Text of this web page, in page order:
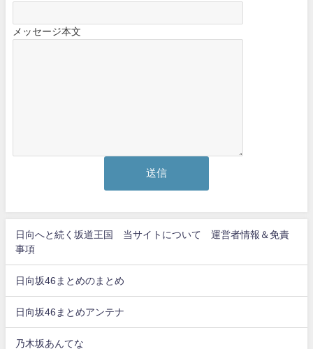
メッセージ本文
日向へと続く坂道王国 当サイトについて 運営者情報＆免責
事項
日向坂46まとめのまとめ
日向坂46まとめアンテナ
乃木坂あんてな